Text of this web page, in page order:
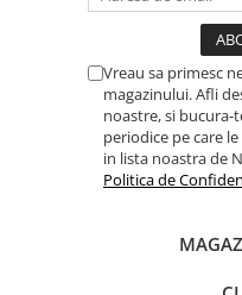
Pulverizatoare cu aer
Sisteme de Ridicare
Accesorii pentru sisteme de
Vreau sa primesc
magazinului. Afli
noastre, si
periodice pe care
in lista noastra de
Politica de